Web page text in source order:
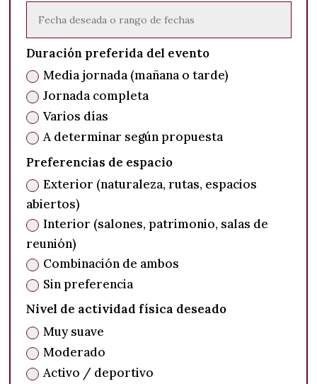
Duración preferida del evento
Media jornada (mañana o tarde)
Jornada completa
Varios días
A determinar según propuesta
Preferencias de espacio
Exterior (naturaleza, rutas, espacios
abiertos)
Interior (salones, patrimonio, salas de
reunión)
Combinación de ambos
Sin preferencia
Nivel de actividad física deseado
Muy suave
Moderado
Activo / deportivo